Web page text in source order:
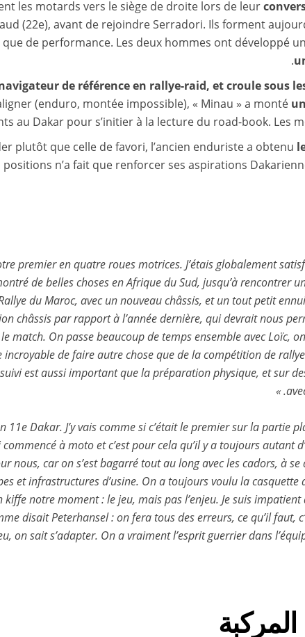
les motards vers le siège de droite lors de leur
(22e), avant de rejoindre Serradori. Ils forment
de performance. Les deux hommes ont développé
de référence en rallye-raid, et croule sous
(enduro, montée impossible), « Minau » a monté
au Dakar pour s’initier à la lecture du road-book. Les
plutôt que celle de favori, l’ancien enduriste a obtenu
n’a fait que renforcer ses aspirations
premier en quatre roues motrices. J’étais globalement
de belles choses en Afrique du Sud, jusqu’à
du Maroc, avec un nouveau châssis, et un tout petit
châssis par rapport à l’année dernière, qui devrait nous
match. On passe beaucoup de temps ensemble avec Loïc,
incroyable de faire autre chose que de la compétition de
est aussi important que la préparation physique, et sur
11e Dakar. J’y vais comme si c’était le premier sur la
à moto et c’est pour cela qu’il y a toujours
nous, car on s’est bagarré tout au long avec les cadors, à
et infrastructures d’usine. On a toujours voulu la casquette
notre moment : le jeu, mais pas l’enjeu. Je suis
disait Peterhansel : on fera tous des erreurs, ce qu’il
on sait s’adapter. On a vraiment l’esprit guerrier dans
المركبة